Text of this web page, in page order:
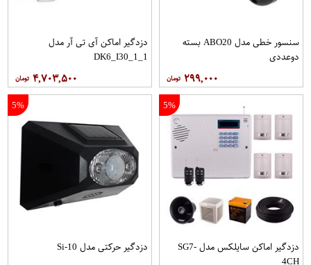
سنسور خطی مدل ABO20 بسته
دوعددی
۲۹۹,۰۰۰
دزدگیر اماکن آی تی آر مدل
1_DK6_I30_1
۴,۷۰۳,۵۰۰
5%
دزدگیر اماکن سایلکس مدل SG7-
4CH
5%
دزدگیر حرکتی مدل Si-10